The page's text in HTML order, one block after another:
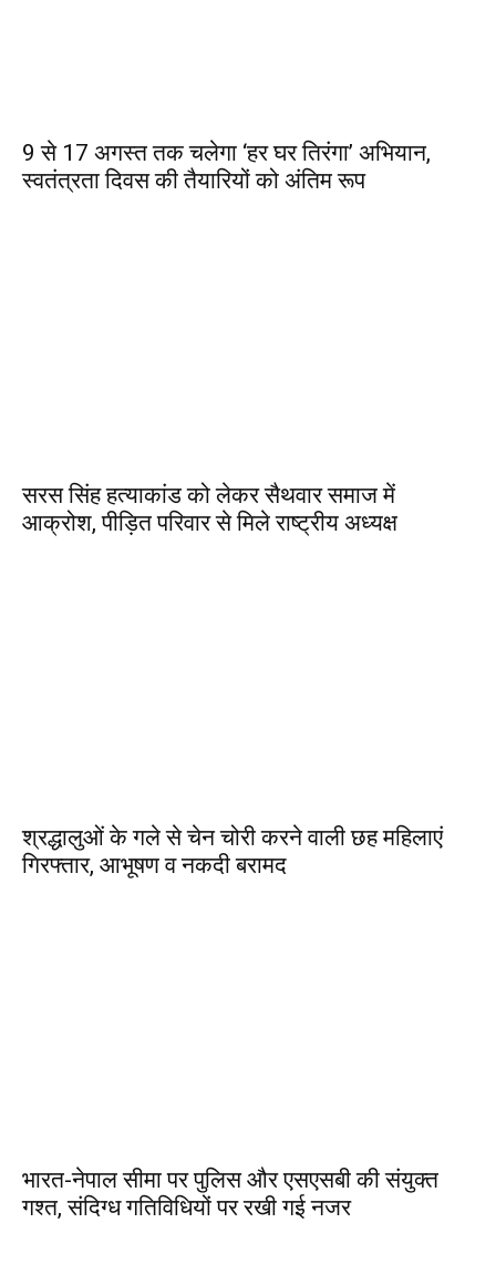
9 से 17 अगस्त तक चलेगा ‘हर घर तिरंगा’ अभियान,
स्वतंत्रता दिवस की तैयारियों को अंतिम रूप
सरस सिंह हत्याकांड को लेकर सैथवार समाज में
आक्रोश, पीड़ित परिवार से मिले राष्ट्रीय अध्यक्ष
श्रद्धालुओं के गले से चेन चोरी करने वाली छह महिलाएं
गिरफ्तार, आभूषण व नकदी बरामद
भारत-नेपाल सीमा पर पुलिस और एसएसबी की संयुक्त
गश्त, संदिग्ध गतिविधियों पर रखी गई नजर